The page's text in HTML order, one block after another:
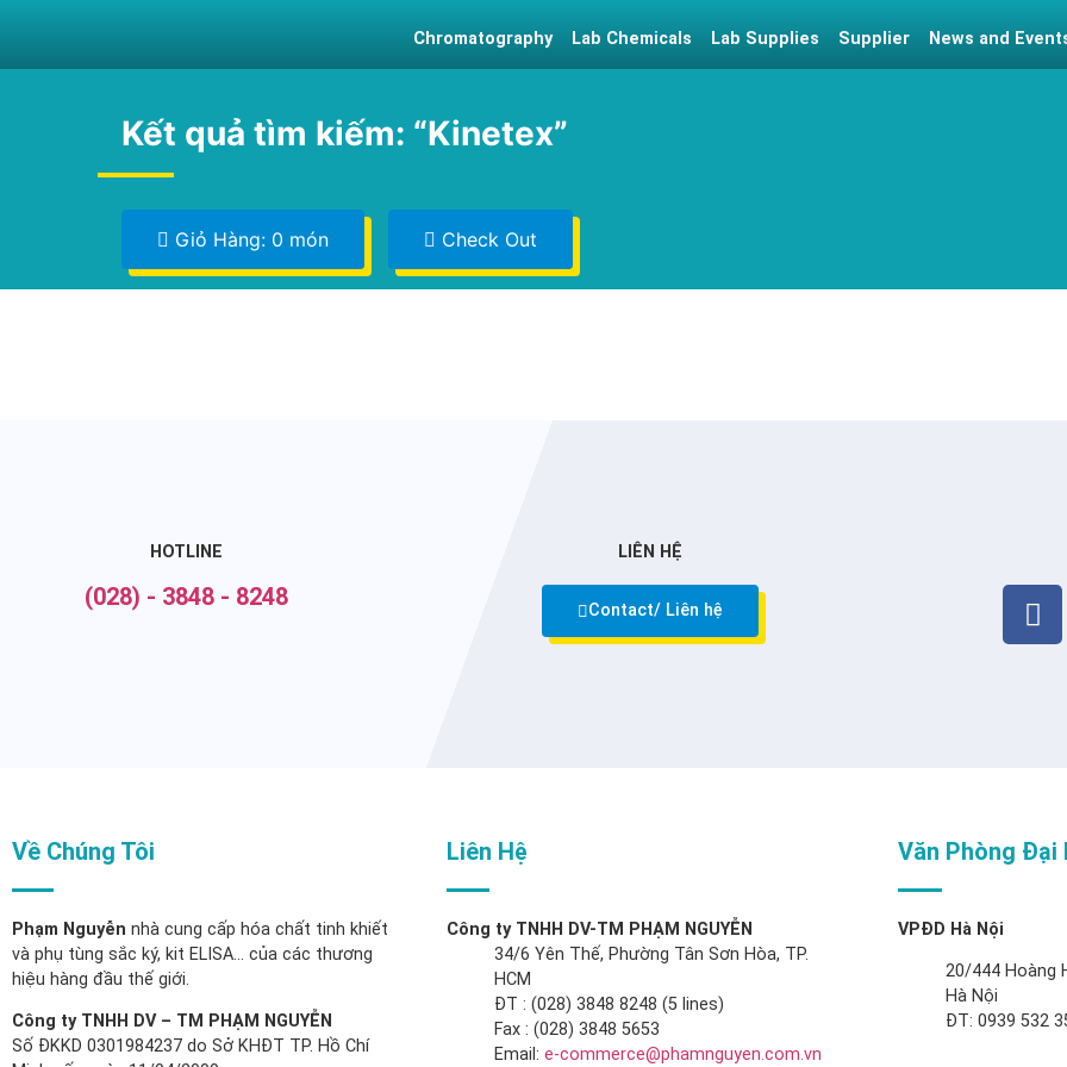
Chromatography Lab Chemicals Lab Supplies Supplier News and
Kết quả tìm kiếm: “Kinetex”
Giỏ Hàng: 0 món Check Out
HOTLINE
(028) - 3848 - 8248
LIÊN HỆ
Contact/ Liên hệ
Về Chúng Tôi
Phạm Nguyễn nhà cung cấp hóa chất tinh khiết
và phụ tùng sắc ký, kit ELISA… của các thương
hiệu hàng đầu thế giới.
Công ty TNHH DV – TM PHẠM NGUYỄN
Số ĐKKD 0301984237 do Sở KHĐT TP. Hồ Chí
Liên Hệ
Công ty TNHH DV-TM PHẠM NGUYỄN
34/6 Yên Thế, Phường Tân Sơn Hòa, TP.
HCM
ĐT : (028) 3848 8248 (5 lines)
Fax : (028) 3848 5653
Email: e-commerce@phamnguyen.com.vn
Văn Phòng Đại
VPĐD Hà Nội
20/444 Hoàng
Hà Nội
ĐT: 0939 532